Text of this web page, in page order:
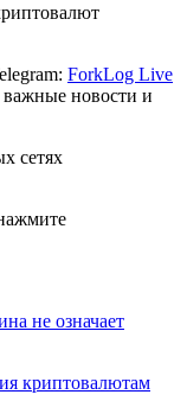
ForkLog Live
новости и
сетях
не означает
криптовалютам